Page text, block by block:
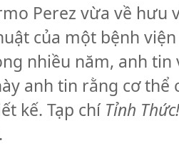
Perez vừa về hưu
của một bệnh
nhiều năm, anh
anh tin rằng cơ
kế. Tạp chí Tỉnh